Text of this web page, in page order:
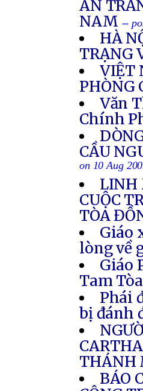
AN
NAM --
HÀ
TRẠNG
VIỆT
PHÒNG
Văn
Chính
CẦU
on 10 Aug
LINH
CUỘC
TÒA
Giáo
lòng về
Giáo
Tam Tòa
Phái
bị đánh
THÁNH
BÁO